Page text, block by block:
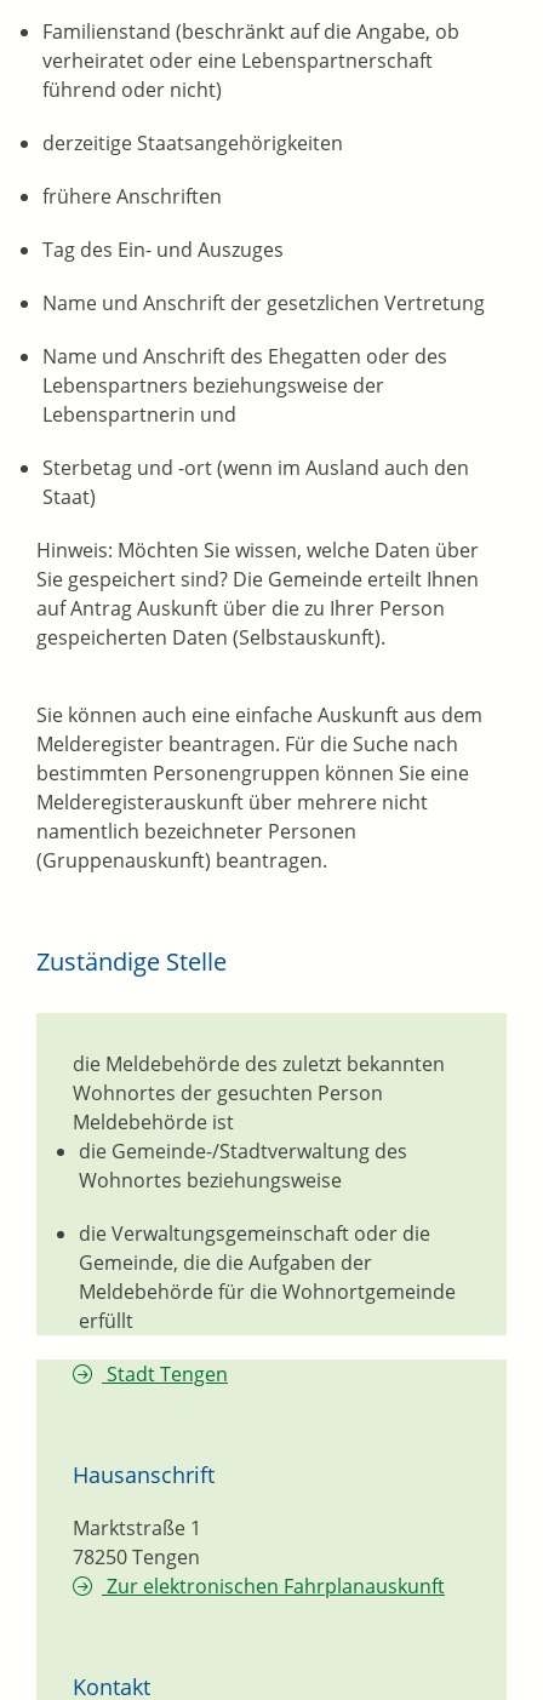
Familienstand (beschränkt auf die Angabe, ob
verheiratet oder eine Lebenspartnerschaft
führend oder nicht)
derzeitige Staatsangehörigkeiten
frühere Anschriften
Tag des Ein- und Auszuges
Name und Anschrift der gesetzlichen Vertretung
Name und Anschrift des Ehegatten oder des
Lebenspartners beziehungsweise der
Lebenspartnerin und
Sterbetag und -ort (wenn im Ausland auch den
Staat)
Hinweis: Möchten Sie wissen, welche Daten über
Sie gespeichert sind? Die Gemeinde erteilt Ihnen
auf Antrag Auskunft über die zu Ihrer Person
gespeicherten Daten (Selbstauskunft).
Sie können auch eine einfache Auskunft aus dem
Melderegister beantragen. Für die Suche nach
bestimmten Personengruppen können Sie eine
Melderegisterauskunft über mehrere nicht
namentlich bezeichneter Personen
(Gruppenauskunft) beantragen.
Zuständige Stelle
die Meldebehörde des zuletzt bekannten
Wohnortes der gesuchten Person
Meldebehörde ist
die Gemeinde-/Stadtverwaltung des
Wohnortes beziehungsweise
die Verwaltungsgemeinschaft oder die
Gemeinde, die die Aufgaben der
Meldebehörde für die Wohnortgemeinde
erfüllt
Stadt Tengen
Hausanschrift
Marktstraße 1
78250Tengen
Zur elektronischen Fahrplanauskunft
Kontakt